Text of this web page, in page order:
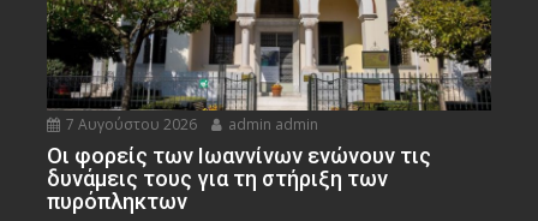
7 Αυγούστου 2026 admin admin
Οι φορείς των Ιωαννίνων ενώνουν τις
δυνάμεις τους για τη στήριξη των
πυρόπληκτων